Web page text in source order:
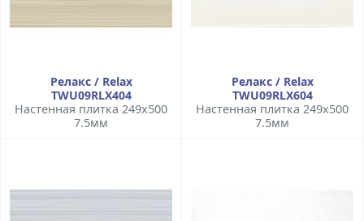
Релакс / Relax
TWU09RLX404
Настенная плитка 249x500
7.5мм
Релакс / Relax
TWU09RLX604
Настенная плитка 249x500
7.5мм